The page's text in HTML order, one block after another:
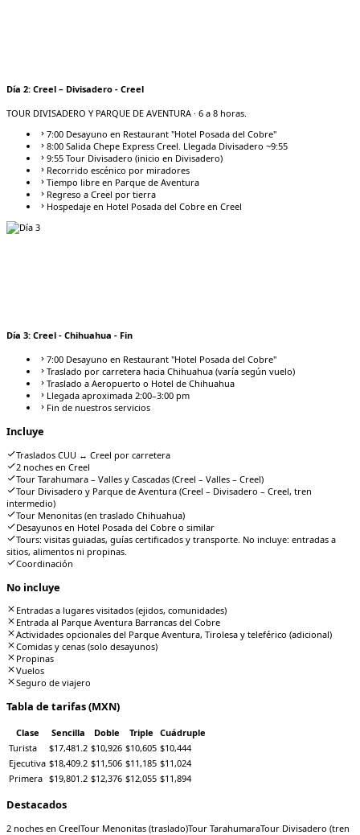
Día 2: Creel – Divisadero - Creel
TOUR DIVISADERO Y PARQUE DE AVENTURA · 6 a 8 horas.
7:00 Desayuno en Restaurant "Hotel Posada del Cobre"
8:00 Salida Chepe Express Creel. Llegada Divisadero ~9:55
9:55 Tour Divisadero (inicio en Divisadero)
Recorrido escénico por miradores
Tiempo libre en Parque de Aventura
Regreso a Creel por tierra
Hospedaje en Hotel Posada del Cobre en Creel
Día 3: Creel - Chihuahua - Fin
7:00 Desayuno en Restaurant "Hotel Posada del Cobre"
Traslado por carretera hacia Chihuahua (varía según vuelo)
Traslado a Aeropuerto o Hotel de Chihuahua
Llegada aproximada 2:00–3:00 pm
Fin de nuestros servicios
Incluye
Traslados CUU ↔ Creel por carretera
2 noches en Creel
Tour Tarahumara – Valles y Cascadas (Creel – Valles – Creel)
Tour Divisadero y Parque de Aventura (Creel – Divisadero – Creel, tren
intermedio)
Tour Menonitas (en traslado Chihuahua)
Desayunos en Hotel Posada del Cobre o similar
Tours: visitas guiadas, guías certificados y transporte. No incluye: entradas a
sitios, alimentos ni propinas.
Coordinación
No incluye
Entradas a lugares visitados (ejidos, comunidades)
Entrada al Parque Aventura Barrancas del Cobre
Actividades opcionales del Parque Aventura, Tirolesa y teleférico (adicional)
Comidas y cenas (solo desayunos)
Propinas
Vuelos
Seguro de viajero
Tabla de tarifas (MXN)
Clase Sencilla Doble Triple Cuádruple
Turista
$17,481.2 $10,926 $10,605 $10,444
Ejecutiva $18,409.2 $11,506 $11,185 $11,024
Primera $19,801.2 $12,376 $12,055 $11,894
Destacados
2 noches en CreelTour Menonitas (traslado)Tour TarahumaraTour Divisadero (tren